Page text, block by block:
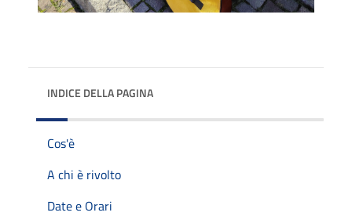
INDICE DELLA PAGINA
Cos'è
A chi è rivolto
Date e Orari